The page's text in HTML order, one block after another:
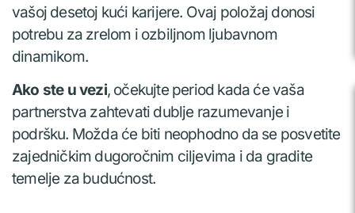
vašoj desetoj kući karijere. Ovaj položaj donosi
potrebu za zrelom i ozbiljnom ljubavnom
dinamikom.
Ako ste u vezi, očekujte period kada će vaša
partnerstva zahtevati dublje razumevanje i
podršku. Možda će biti neophodno da se posvetite
zajedničkim dugoročnim ciljevima i da gradite
temelje za budućnost.